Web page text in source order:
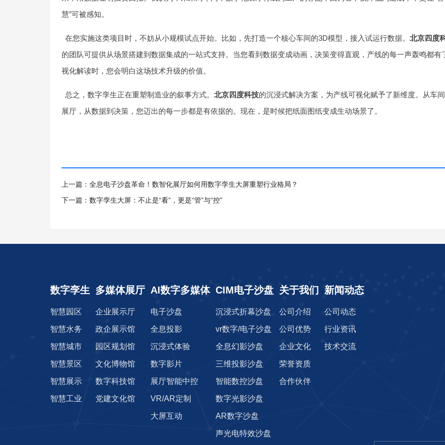
慧”可被感知。
在您实施这类项目时，不妨从小规模试点开始。比如，先打造一个核心车间的3D模型，接入试运行数据。北京四度
的团队可提供从场景搭建到数据集成的一站式支持。当您看到数据变成动画，决策变得直观，产线的每一声轰鸣都有
视化解读时，您会明白这场技术升级的价值。
总之，数字孪生正在重塑制造业的叙事方式。北京四度科技的沉浸式解决方案，为产线可视化赋予了新维度。从车间
展厅，从数据到决策，您迈出的每一步都是有依据的。现在，是时候把纸面图纸变成生动场景了。
上一篇：全息电子沙盘革命！数智化展厅如何用数字孪生大屏重塑行业格局？
下一篇：数字孪生大屏：不止是“看”，更是“管”与“控”
数字孪生
智慧园区
智慧水务
智慧城市
智慧景区
智慧展示
智慧工业
多媒体展厅
企业展示厅
政企展示馆
园区规划馆
文化博物馆
数字科技馆
党建文化馆
AI数字多媒体
电子沙盘
全息投影
沉浸式体验
数字影片
展厅智能中控
VR/AR定制
大屏互动
CIM电子沙盘
沉浸式折幕沙盘
vr数字/电子沙盘
全息幻影沙盘
三维投影沙盘
智能数控沙盘
数字光影沙盘
AR数字沙盘
声光电特效沙盘‌
关于我们
公司介绍
公司优势
企业文化
荣誉资质
合作伙伴
新闻动态
公司动态
行业资讯
技术交流